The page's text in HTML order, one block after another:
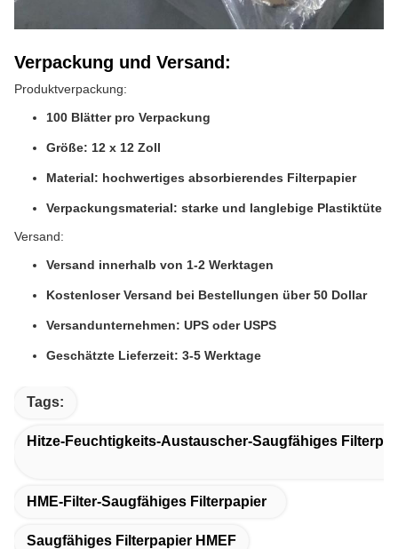
Verpackung und Versand:
Produktverpackung:
100 Blätter pro Verpackung
Größe: 12 x 12 Zoll
Material: hochwertiges absorbierendes Filterpapier
Verpackungsmaterial: starke und langlebige Plastiktüte
Versand:
Versand innerhalb von 1-2 Werktagen
Kostenloser Versand bei Bestellungen über 50 Dollar
Versandunternehmen: UPS oder USPS
Geschätzte Lieferzeit: 3-5 Werktage
Tags:
Hitze-Feuchtigkeits-Austauscher-Saugfähiges
HME-Filter-Saugfähiges Filterpapier
Saugfähiges Filterpapier HMEF